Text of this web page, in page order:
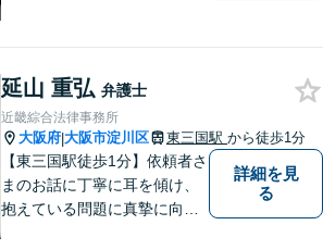
据えた解決を目指します。
【メール・電話面談可】【東
三国駅4分】
延山 重弘 弁護士
近畿綜合法律事務所
大阪府|大阪市淀川区 東三国駅 から徒歩1分
【東三国駅徒歩1分】依頼者さ
まのお話に丁寧に耳を傾け、
抱えている問題に真摯に向き
詳細を見
る